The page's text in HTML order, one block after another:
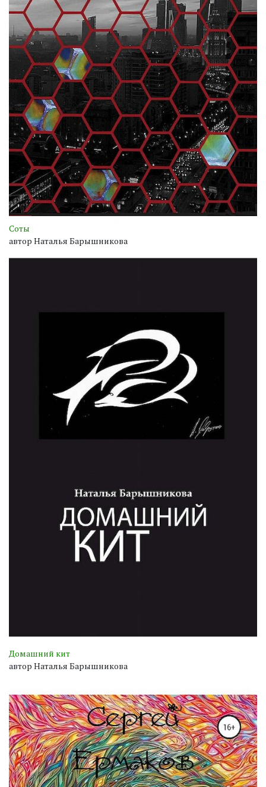
Соты
автор Наталья Барышникова
Домашний кит
автор Наталья Барышникова